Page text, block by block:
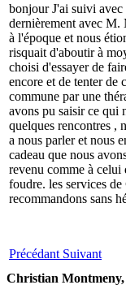
bonjour J'ai suivi avec
dernièrement avec M.
à l'époque et nous
risquait d'aboutir à
choisi d'essayer de
encore et de tenter de
commune par une
avons pu saisir ce qui
quelques rencontres ,
a nous parler et nous
cadeau que nous
revenu comme à celui
foudre. les services
recommandons sans
Précédant Suivant
Christian